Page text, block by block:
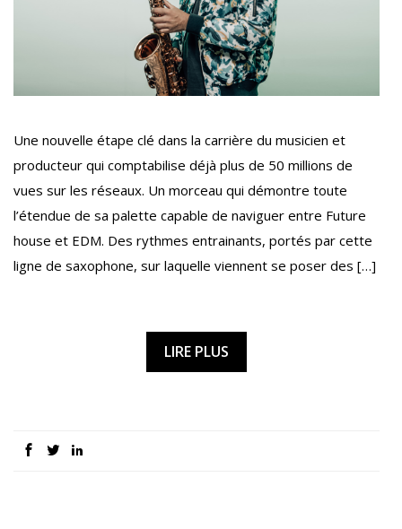
Une nouvelle étape clé dans la carrière du musicien et
producteur qui comptabilise déjà plus de 50 millions de
vues sur les réseaux. Un morceau qui démontre toute
l’étendue de sa palette capable de naviguer entre Future
house et EDM. Des rythmes entrainants, portés par cette
ligne de saxophone, sur laquelle viennent se poser des […]
LIRE PLUS